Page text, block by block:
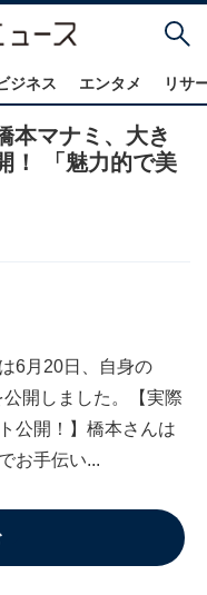
ジネス エンタメ リサ
本マナミ、大き
！ 「魅力的で美
6月20日、自身の
開しました。【実際
公開！】橋本さんは
お手伝い...